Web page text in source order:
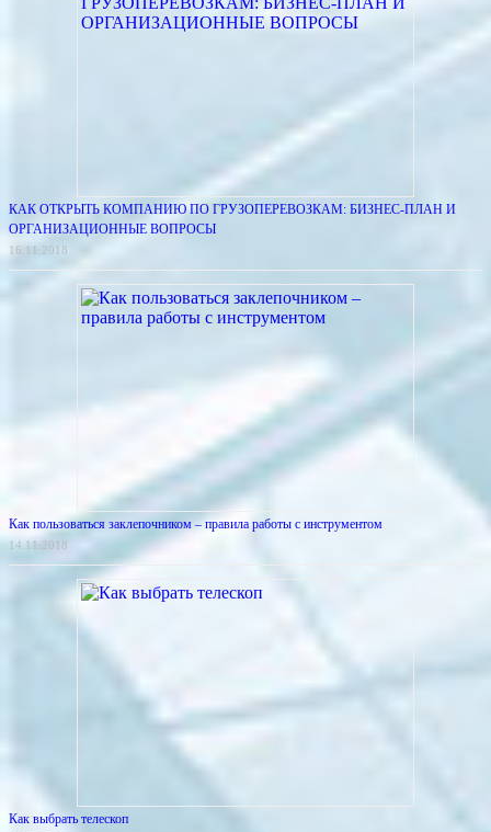
КАК ОТКРЫТЬ КОМПАНИЮ ПО ГРУЗОПЕРЕВОЗКАМ: БИЗНЕС-ПЛАН И
ОРГАНИЗАЦИОННЫЕ ВОПРОСЫ
16.11.2018
Как пользоваться заклепочником – правила работы с инструментом
14.11.2018
Как выбрать телескоп